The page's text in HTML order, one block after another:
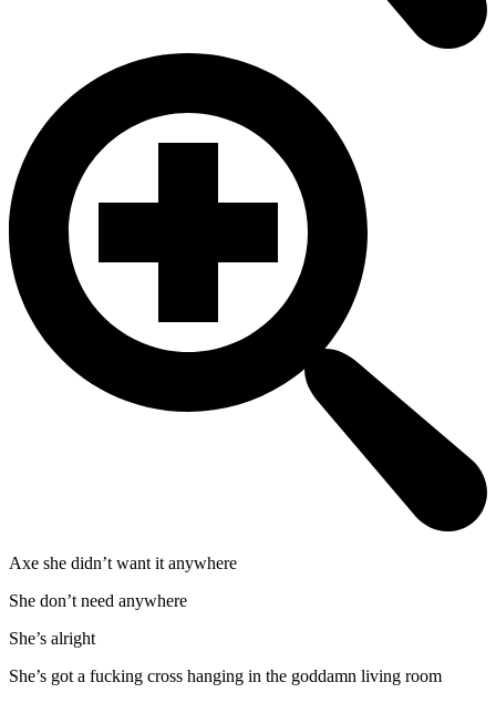
Axe she didn’t want it anywhere
She don’t need anywhere
She’s alright
She’s got a fucking cross hanging in the goddamn living room